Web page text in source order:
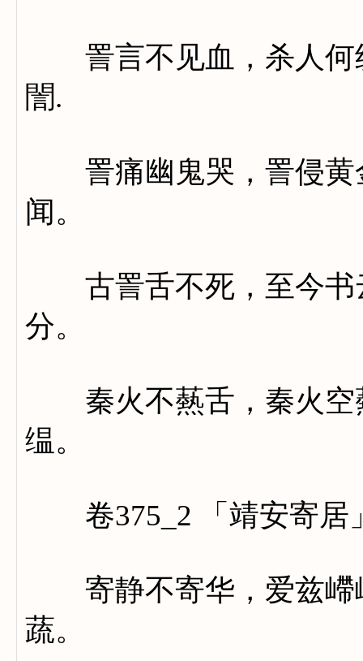
詈言不见血，杀人何
誾.
詈痛幽鬼哭，詈侵黄
闻。
古詈舌不死，至今书
分。
秦火不爇舌，秦火空
缊。
卷375_2 「靖安寄居
寄静不寄华，爱兹嵽
蔬。